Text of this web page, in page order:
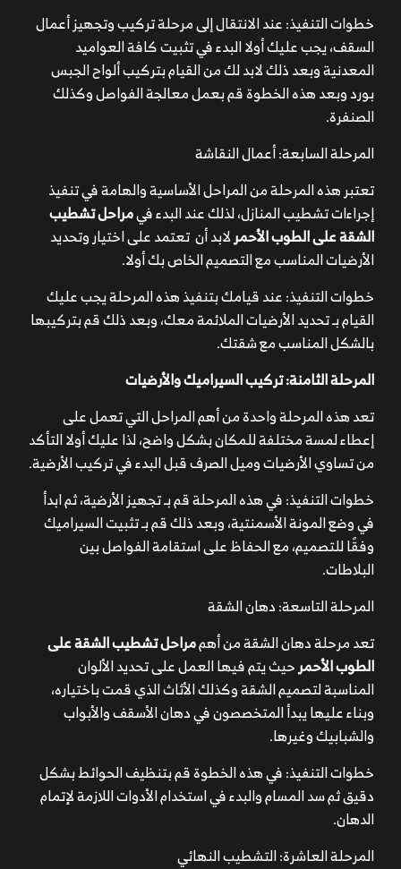
خطوات التنفيذ: عند الانتقال إلى مرحلة تركيب وتجهيز أعمال
السقف، يجب عليك أولا البدء في تثبيت كافة العواميد
المعدنية وبعد ذلك لابد لك من القيام بتركيب ألواح الجبس
بورد وبعد هذه الخطوة قم بعمل معالجة الفواصل وكذلك
الصنفرة.
المرحلة السابعة: أعمال النقاشة
تعتبر هذه المرحلة من المراحل الأساسية والهامة في تنفيذ
إجراءات تشطيب المنازل، لذلك عند البدء فيمراحل تشطيب
الشقة على الطوب الأحمرلابد أن تعتمد على اختيار وتحديد
الأرضيات المناسب مع التصميم الخاص بك أولا.
خطوات التنفيذ: عند قيامك بتنفيذ هذه المرحلة يجب عليك
القيام بـ تحديد الأرضيات الملائمة معك، وبعد ذلك قم بتركيبها
بالشكل المناسب مع شقتك.
المرحلة الثامنة: تركيب السيراميك والأرضيات
تعد هذه المرحلة واحدة من أهم المراحل التي تعمل على
إعطاء لمسة مختلفة للمكان بشكل واضح، لذا عليك أولا التأكد
من تساوي الأرضيات وميل الصرف قبل البدء في تركيب الأرضية.
خطوات التنفيذ: في هذه المرحلة قم بـ تجهيز الأرضية، ثم ابدأ
في وضع المونة الأسمنتية، وبعد ذلك قم بـ تثبيت السيراميك
وفقًا للتصميم، مع الحفاظ على استقامة الفواصل بين
البلاطات.
المرحلة التاسعة: دهان الشقة
تعد مرحلة دهان الشقة من أهممراحل تشطيب الشقة على
الطوب الأحمرحيث يتم فيها العمل على تحديد الألوان
المناسبة لتصميم الشقة وكذلك الأثاث الذي قمت باختياره،
وبناء عليها يبدأ المتخصصون في دهان الأسقف والأبواب
والشبابيك وغيرها.
خطوات التنفيذ: في هذه الخطوة قم بتنظيف الحوائط بشكل
دقيق ثم سد المسام والبدء في استخدام الأدوات اللازمة لإتمام
الدهان.
المرحلة العاشرة: التشطيب النهائي